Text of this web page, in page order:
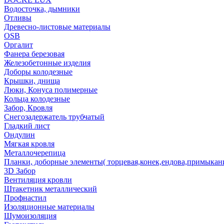
Водосточка, дымники
Отливы
Древесно-листовые материалы
OSB
Оргалит
Фанера березовая
Железобетонные изделия
Доборы колодезные
Крышки, днища
Люки, Конуса полимерные
Кольца колодезные
Забор, Кровля
Снегозадержатель трубчатый
Гладкий лист
Ондулин
Мягкая кровля
Металлочерепица
Планки, доборные элементы(
3D Забор
Вентиляция кровли
Штакетник металлический
Профнастил
Изоляционные материалы
Шумоизоляция